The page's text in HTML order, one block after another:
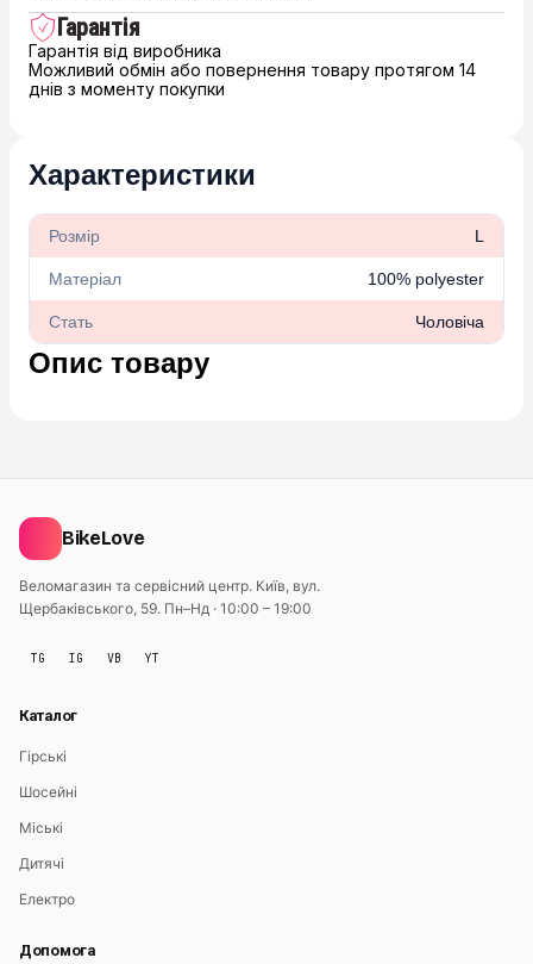
Гарантія
Гарантія від виробника
Можливий обмін або повернення товару протягом 14
днів з моменту покупки
Характеристики
Розмір L
Матеріал 100% polyester
Стать Чоловіча
Опис товару
BikeLove
Веломагазин та сервісний центр. Київ, вул.
Щербаківського, 59. Пн–Нд · 10:00 – 19:00
TG IG VB YT
Каталог
Гірські
Шосейні
Міські
Дитячі
Електро
Допомога